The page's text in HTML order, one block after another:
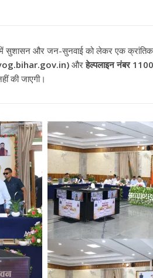
सुशासन और जन-सुनवाई को लेकर एक
औरहेल्पलाइन नंबर 1100
की जाएगी।